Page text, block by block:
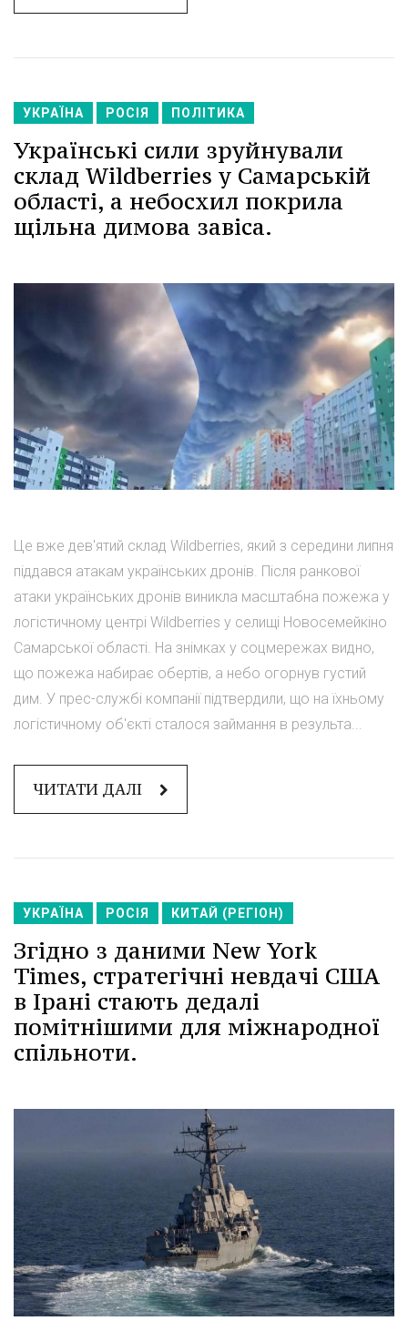
УКРАЇНА РОСІЯ ПОЛІТИКА
Українські сили зруйнували
склад Wildberries у Самарській
області, а небосхил покрила
щільна димова завіса.
Це вже дев'ятий склад Wildberries, який з середини липня
піддався атакам українських дронів. Після ранкової
атаки українських дронів виникла масштабна пожежа у
логістичному центрі Wildberries у селищі Новосемейкіно
Самарської області. На знімках у соцмережах видно,
що пожежа набирає обертів, а небо огорнув густий
дим. У прес-службі компанії підтвердили, що на їхньому
логістичному об'єкті сталося займання в результа...
ЧИТАТИ ДАЛІ
УКРАЇНА РОСІЯ КИТАЙ (РЕГІОН)
Згідно з даними New York
Times, стратегічні невдачі США
в Ірані стають дедалі
помітнішими для міжнародної
спільноти.